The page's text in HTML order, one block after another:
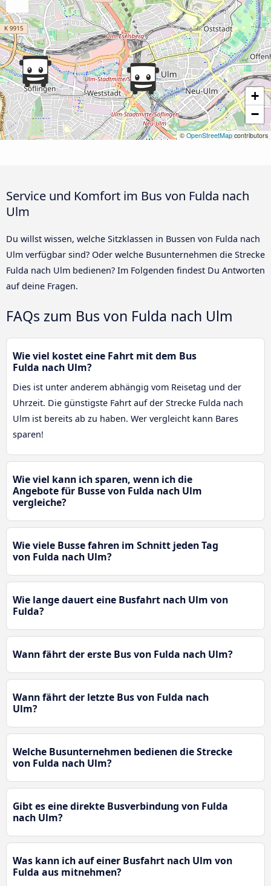
+
−
©OpenStreetMapcontributors
Service und Komfort im Bus von Fulda nach
Ulm
Du willst wissen, welche Sitzklassen in Bussen von Fulda nach
Ulm verfügbar sind? Oder welche Busunternehmen die Strecke
Fulda nach Ulm bedienen? Im Folgenden findest Du Antworten
auf deine Fragen.
FAQs zum Bus von Fulda nach Ulm
Wie viel kostet eine Fahrt mit dem Bus
Fulda nach Ulm?
Dies ist unter anderem abhängig vom Reisetag und der
Uhrzeit. Die günstigste Fahrt auf der Strecke Fulda nach
Ulm ist bereits ab zu haben. Wer vergleicht kann Bares
sparen!
Wie viel kann ich sparen, wenn ich die
Angebote für Busse von Fulda nach Ulm
vergleiche?
Wie viele Busse fahren im Schnitt jeden Tag
von Fulda nach Ulm?
Wie lange dauert eine Busfahrt nach Ulm von
Fulda?
Wann fährt der erste Bus von Fulda nach Ulm?
Wann fährt der letzte Bus von Fulda nach
Ulm?
Welche Busunternehmen bedienen die Strecke
von Fulda nach Ulm?
Gibt es eine direkte Busverbindung von Fulda
nach Ulm?
Was kann ich auf einer Busfahrt nach Ulm von
Fulda aus mitnehmen?